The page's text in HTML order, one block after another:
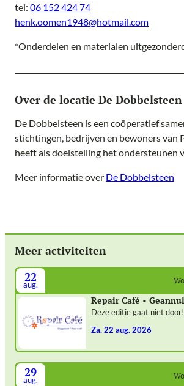
tel: 06 152 424 74
henk.oomen1948@hotmail.com
*Onderdelen en materialen
Over de locatie De Dobbelsteen
De Dobbelsteen is een coöperatief
stichtingen, bedrijven en bewoners van
heeft als doelstelling het ondersteunen
Meer informatie over De Dobbelsteen
Meer activiteiten
22
aug.
Repair Café •
Deze editie gaat niet door!
za. 22 aug. 2026
29
aug.